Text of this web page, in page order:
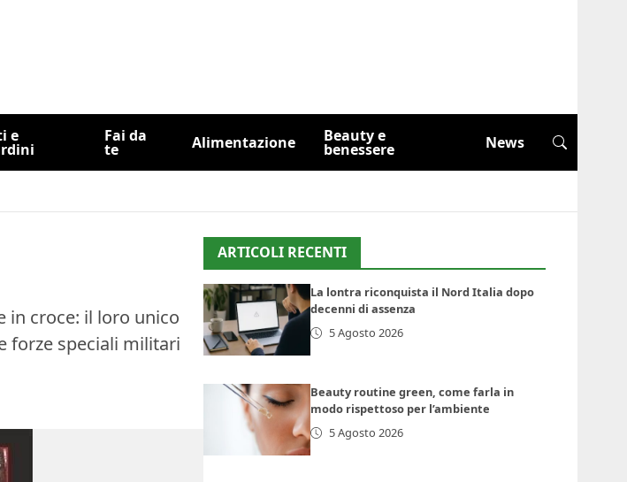
e Fai da
te Alimentazione Beauty e
benessere News
in croce: il loro unico
forze speciali militari
ARTICOLI RECENTI
La lontra riconquista il Nord Italia dopo
decenni di assenza
5 Agosto 2026
Beauty routine green, come farla in
modo rispettoso per l’ambiente
5 Agosto 2026